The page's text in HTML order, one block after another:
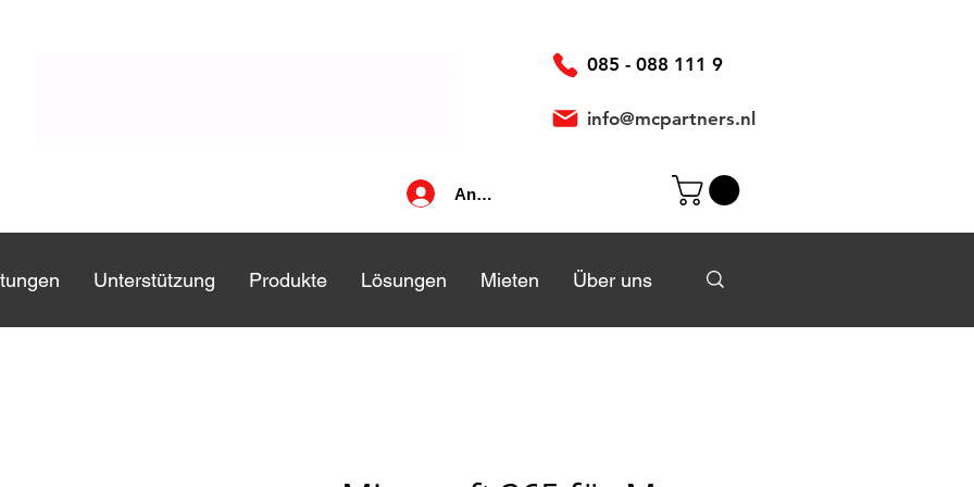
Anmelden
085 - 088 111 9
info@mcpartners.nl
Unterstützung Produkte Lösungen Mieten Über uns
Unterstützung Produkte Lösungen Mieten Über uns